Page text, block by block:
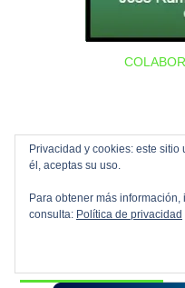
Privacidad y cookies: este
él, aceptas su uso.
Para obtener más
consulta: Política de privacidad